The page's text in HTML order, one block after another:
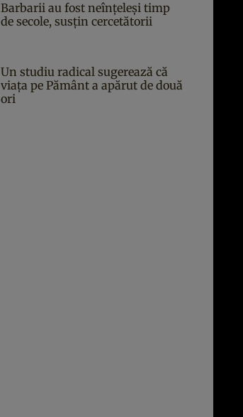
Barbarii au fost neînțeleși timp
de secole, susțin cercetătorii
Un studiu radical sugerează că
viața pe Pământ a apărut de două
ori